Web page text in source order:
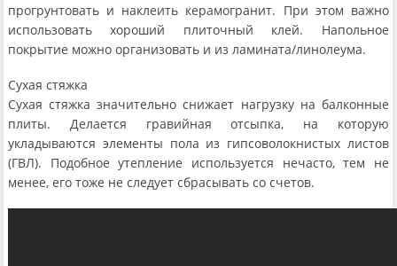
прогрунтовать и наклеить керамогранит. При этом важно
использовать хороший плиточный клей. Напольное
покрытие можно организовать и из ламината/линолеума.
Сухая стяжка
Сухая стяжка значительно снижает нагрузку на балконные
плиты. Делается гравийная отсыпка, на которую
укладываются элементы пола из гипсоволокнистых листов
(ГВЛ). Подобное утепление используется нечасто, тем не
менее, его тоже не следует сбрасывать со счетов.